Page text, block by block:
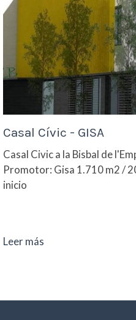
Casal Cívic - GISA
Casal Civic a la Bisbal de
Promotor: Gisa 1.710 m2 /
inicio
Leer más